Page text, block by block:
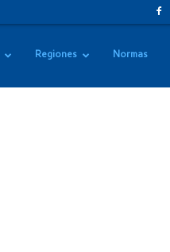
Regiones Normas